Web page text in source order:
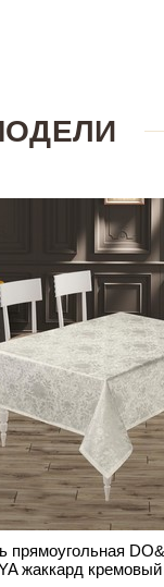
прямоугольная
жаккард